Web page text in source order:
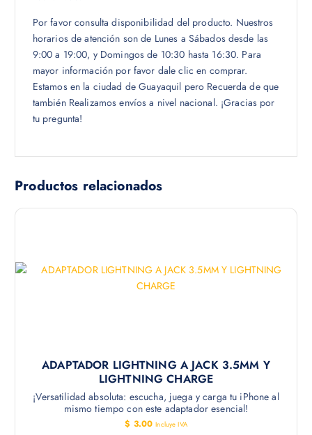
Por favor consulta disponibilidad del producto. Nuestros
horarios de atención son de Lunes a Sábados desde las
9:00 a 19:00, y Domingos de 10:30 hasta 16:30. Para
mayor información por favor dale clic en comprar.
Estamos en la ciudad de Guayaquil pero Recuerda de que
también Realizamos envíos a nivel nacional. ¡Gracias por
tu pregunta!
Productos relacionados
ADAPTADOR LIGHTNING A JACK 3.5MM Y
LIGHTNING CHARGE
¡Versatilidad absoluta: escucha, juega y carga tu iPhone al
mismo tiempo con este adaptador esencial!
$ 3.00 Incluye IVA